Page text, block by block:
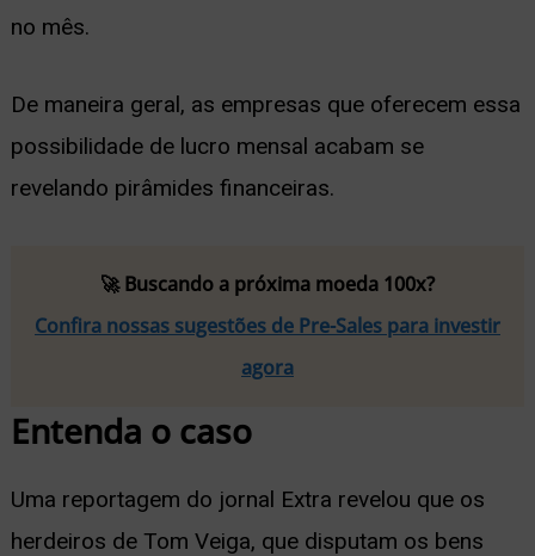
no mês.
De maneira geral, as empresas que oferecem essa
possibilidade de lucro mensal acabam se
revelando pirâmides financeiras.
🚀 Buscando a próxima moeda 100x?
Confira nossas sugestões de Pre-Sales para investir
agora
Entenda o caso
Uma reportagem do jornal Extra revelou que os
herdeiros de Tom Veiga, que disputam os bens